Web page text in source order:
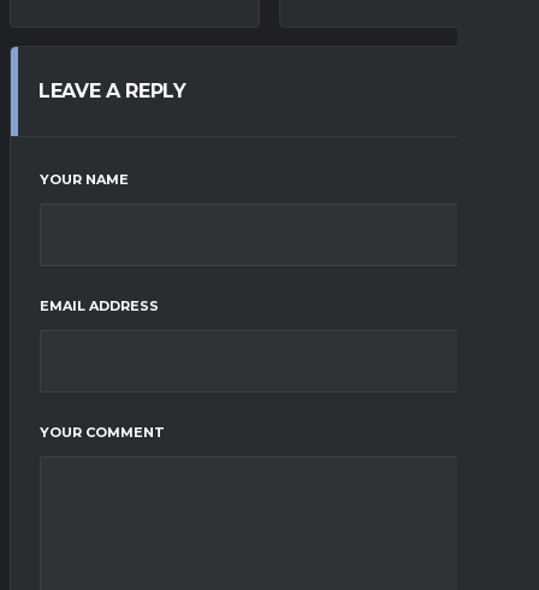
LEAVE A REPLY
YOUR NAME
EMAIL ADDRESS
YOUR COMMENT